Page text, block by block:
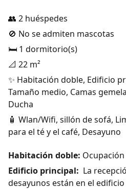
👥 2 huéspedes
🚫 No se admiten mascotas
🛏️ 1 dormitorio(s)
📐 22 m²
✨ Habitación doble, Edificio
Tamaño medio, Camas
Ducha
🧴 Wlan/Wifi, sillón de sofá,
para el té y el café, Desayuno
Habitación doble:
Edificio principal: La
desayunos están en el